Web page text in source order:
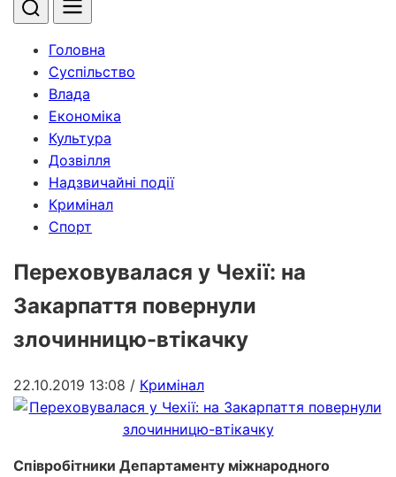
Головна
Суспільство
Влада
Економіка
Культура
Дозвілля
Надзвичайні події
Кримінал
Спорт
Переховувалася у Чехії: на
Закарпаття повернули
злочинницю-втікачку
22.10.2019 13:08 / Кримінал
Співробітники Департаменту міжнародного